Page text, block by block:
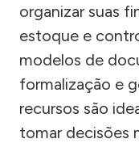
organizar suas
estoque e
modelos de
formalização e
recursos são
tomar decisões